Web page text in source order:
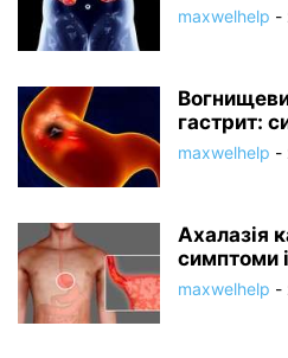
maxwelhelp -
гастрит:
maxwelhelp -
Ахалазія
симптоми
maxwelhelp -